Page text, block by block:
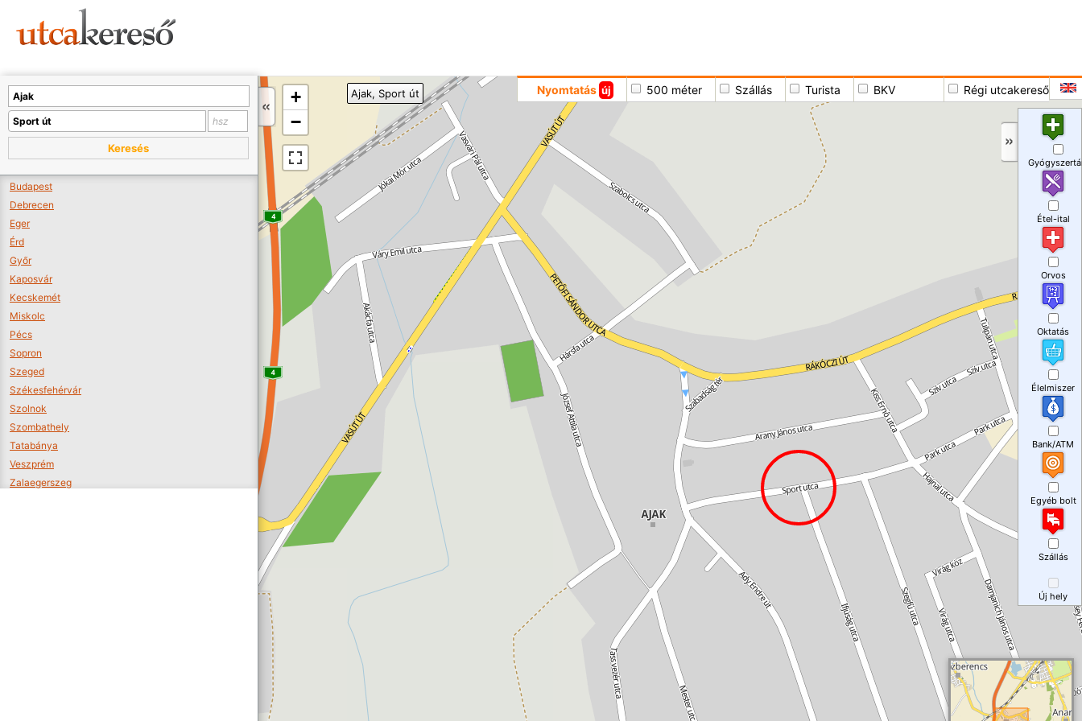
+
−
Nyomtatás új 500 méter Szállás Turista BKV Régi utcakereső
Ajak, Sport út
Keresés
Budapest
Debrecen
Eger
Érd
Győr
Kaposvár
Kecskemét
Miskolc
Pécs
Sopron
Szeged
Székesfehérvár
Szolnok
Szombathely
Tatabánya
Veszprém
Zalaegerszeg
Étel-ital
Orvos
Oktatás
Élelmiszer
Bank/ATM
Egyéb bolt
Szállás
Új hely
A térképet kicsinyíteni kell, hogy látszódjanak a boltok.
Boltok látszódjanak >>